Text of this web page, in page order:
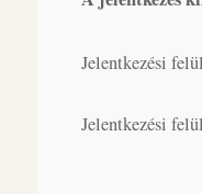
Jelentkezési
Jelentkezési